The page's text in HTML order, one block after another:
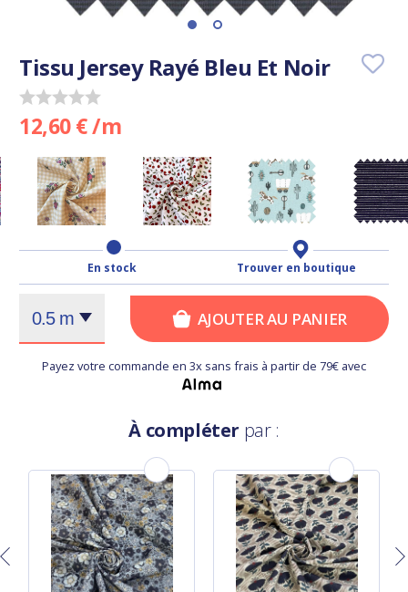
Tissu Jersey Rayé Bleu Et Noir
12,60 € /m
En stock Trouver en boutique
AJOUTER AU PANIER
Payez votre commande en 3x sans frais à partir de 79€ avec
À compléter par :